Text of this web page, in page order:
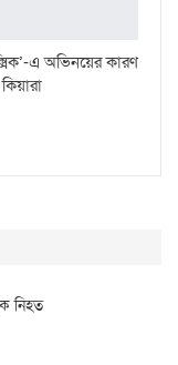
এ অভিনয়ের কারণ
নিহত